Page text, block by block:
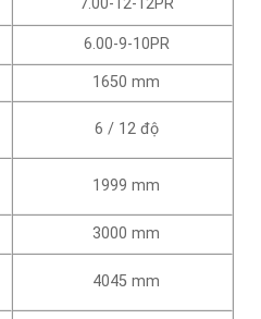
6.00-9-10PR
1650 mm
6 / 12 độ
1999 mm
3000 mm
4045 mm